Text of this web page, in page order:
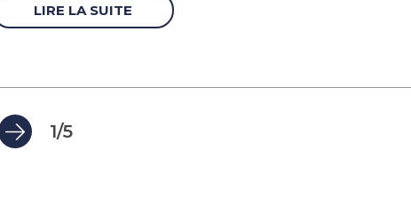
1/5
LIRE LA SUITE